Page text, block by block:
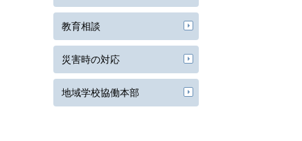
教育相談
災害時の対応
地域学校協働本部